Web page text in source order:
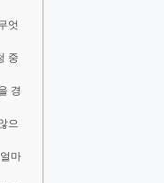
엇
중
경
으
마